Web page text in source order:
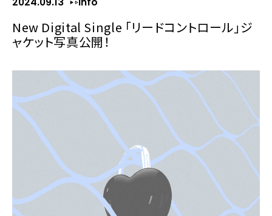
New Digital Single ｢リードコントロール｣ジ
ャケット写真公開！